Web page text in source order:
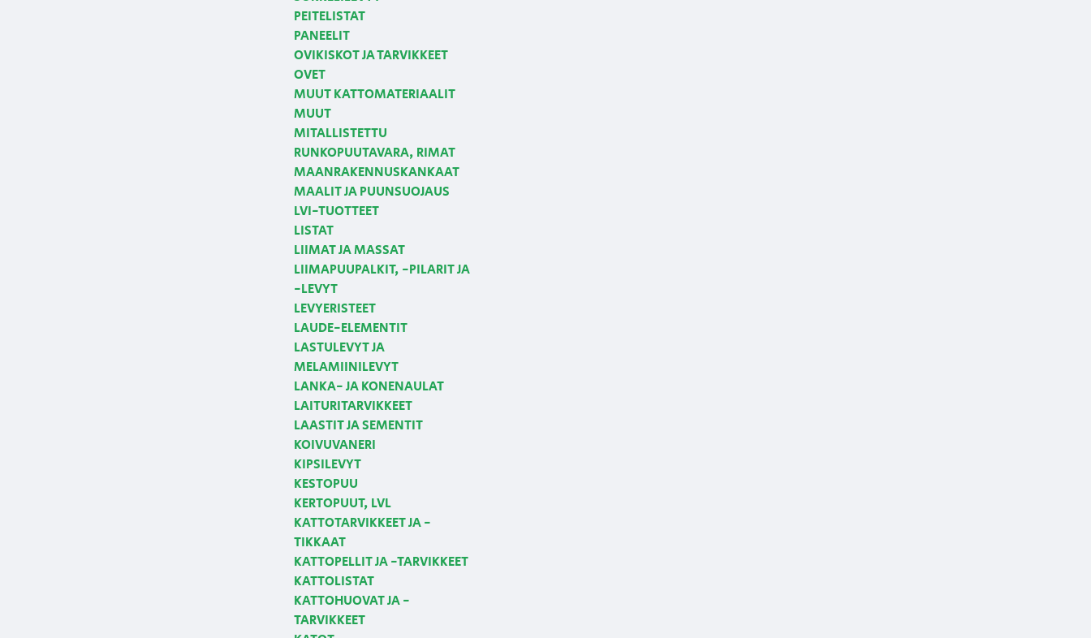
PEITELISTAT
PANEELIT
OVIKISKOT JA TARVIKKEET
OVET
MUUT KATTOMATERIAALIT
MUUT
MITALLISTETTU
RUNKOPUUTAVARA, RIMAT
MAANRAKENNUSKANKAAT
MAALIT JA PUUNSUOJAUS
LVI-TUOTTEET
LISTAT
LIIMAT JA MASSAT
LIIMAPUUPALKIT, -PILARIT JA
-LEVYT
LEVYERISTEET
LAUDE-ELEMENTIT
LASTULEVYT JA
MELAMIINILEVYT
LANKA- JA KONENAULAT
LAITURITARVIKKEET
LAASTIT JA SEMENTIT
KOIVUVANERI
KIPSILEVYT
KESTOPUU
KERTOPUUT, LVL
KATTOTARVIKKEET JA -
TIKKAAT
KATTOPELLIT JA -TARVIKKEET
KATTOLISTAT
KATTOHUOVAT JA -
TARVIKKEET